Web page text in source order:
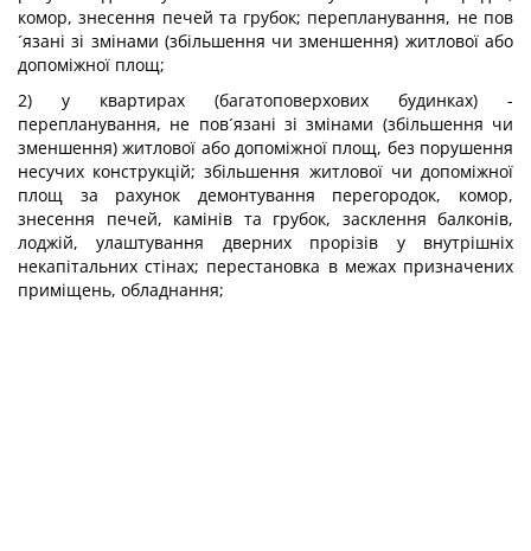
комор, знесення печей та грубок; перепланування, не пов
´язані зі змінами (збільшення чи зменшення) житлової або
допоміжної площ;
2) у квартирах (багатоповерхових будинках) -
перепланування, не пов´язані зі змінами (збільшення чи
зменшення) житлової або допоміжної площ, без порушення
несучих конструкцій; збільшення житлової чи допоміжної
площ за рахунок демонтування перегородок, комор,
знесення печей, камінів та грубок, засклення балконів,
лоджій, улаштування дверних прорізів у внутрішніх
некапітальних стінах; перестановка в межах призначених
приміщень, обладнання;